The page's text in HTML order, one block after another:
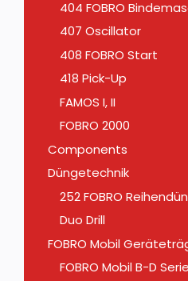
404 FOBRO
407 Oscillator
408 FOBRO Start
418 Pick-Up
FAMOS I, II
FOBRO 2000
Components
Düngetechnik
252 FOBRO
Duo Drill
FOBRO Mobil
FOBRO Mobil B-D Serie